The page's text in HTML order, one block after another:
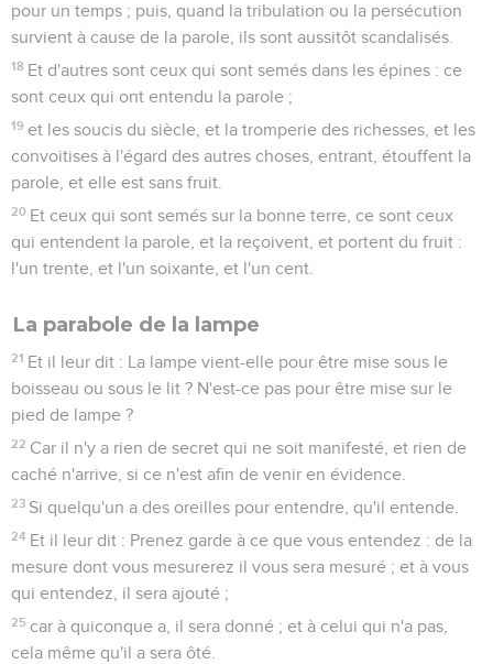
pour un temps ; puis, quand la tribulation ou la persécution
survient à cause de la parole, ils sont aussitôt scandalisés.
18 Et d'autres sont ceux qui sont semés dans les épines : ce
sont ceux qui ont entendu la parole ;
19 et les soucis du siècle, et la tromperie des richesses, et les
convoitises à l'égard des autres choses, entrant, étouffent la
parole, et elle est sans fruit.
20 Et ceux qui sont semés sur la bonne terre, ce sont ceux
qui entendent la parole, et la reçoivent, et portent du fruit :
l'un trente, et l'un soixante, et l'un cent.
La parabole de la lampe
21 Et il leur dit : La lampe vient-elle pour être mise sous le
boisseau ou sous le lit ? N'est-ce pas pour être mise sur le
pied de lampe ?
22 Car il n'y a rien de secret qui ne soit manifesté, et rien de
caché n'arrive, si ce n'est afin de venir en évidence.
23 Si quelqu'un a des oreilles pour entendre, qu'il entende.
24 Et il leur dit : Prenez garde à ce que vous entendez : de la
mesure dont vous mesurerez il vous sera mesuré ; et à vous
qui entendez, il sera ajouté ;
25 car à quiconque a, il sera donné ; et à celui qui n'a pas,
cela même qu'il a sera ôté.